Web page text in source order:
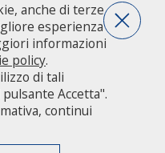
1 - 20122 Milano - centralino
anche di terze
esperienza
informazioni
policy.
di tali
Accetta".
continui